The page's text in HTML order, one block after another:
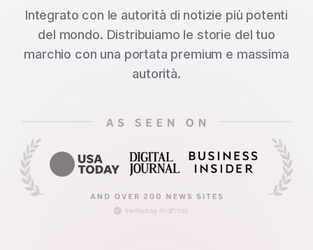
Integrato con le autorità di notizie più potenti
del mondo. Distribuiamo le storie del tuo
marchio con una portata premium e massima
autorità.